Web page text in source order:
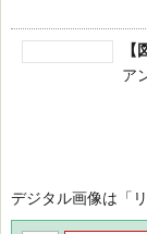
ア
デジタル画像は「